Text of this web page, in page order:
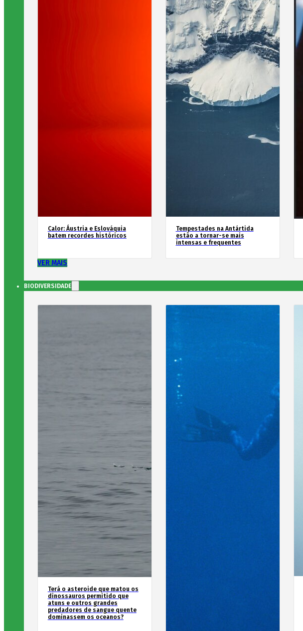
Calor: Áustria e Eslováquia
batem recordes históricos
Tempestades na Antártida
estão a tornar-se mais
intensas e frequentes
VER MAIS
BIODIVERSIDADE
Terá o asteroide que matou os
dinossauros permitido que
atuns e outros grandes
predadores de sangue quente
dominassem os oceanos?